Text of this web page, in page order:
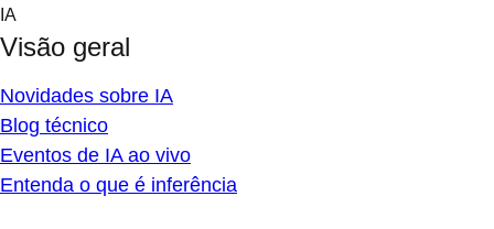
Skip
content
IA
Visão geral
Novidades sobre IA
Blog técnico
Eventos de IA ao vivo
Entenda o que é inferência